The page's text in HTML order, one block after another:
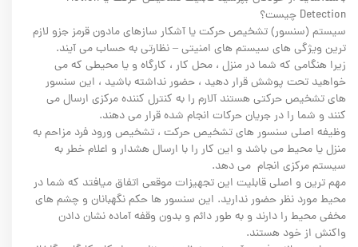
Detection چیست؟
سیستم (سنسور) تشخیص حرکت یا آشکار سازهای مادون قرمز جزو لازم
ترین ویژگی های سیستم های امنیتی – نظارتی به حساب می آیند.
زیرا هنگامی که شما در منزل ، محل کار ، کارگاه و یا محیطی که می
خواهید تحت پوشش قرار دهید ، حضور نداشته باشید ، این سنسور
های تشخیص حرکتی هستند آلارم را به کنترل کننده مرکزی ارسال می
کنند و شما را در جریان حرکات انجام شده قرار می دهند.
وظیفه اصلی سنسور های تشخیص حرکت ، تشخیص ورود فرد مزاحم به
منزل یا محیط می باشد و این کار را با ارسال هشدار و اعلام خطر به
سیستم مرکزی انجام می دهد.
مهم ترین و اصلی قابلیت این تجهیزات موقعی اتفاق میافتد که شما در
محیط مورد نظر حضور ندارید. این سنسور ها حکم نگهبانان و چشم های
مخفی محیط را دارند و به طور دائم و بدون وقفه آماده نشان دادن
واکنش از خود هستند.